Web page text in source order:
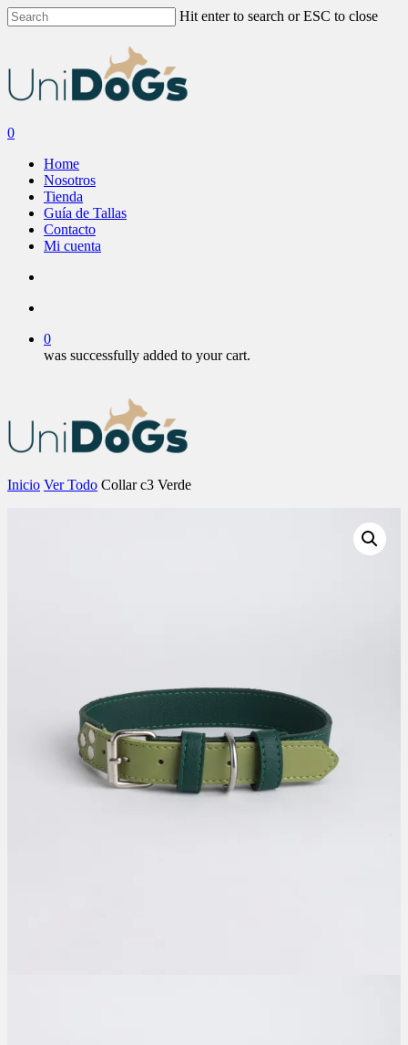
Skip
to
Hit enter to search or ESC to close
search
account
0
Home
Nosotros
Tienda
Guía de Tallas
Contacto
Mi cuenta
0
was successfully added to your cart.
Inicio Ver Todo Collar c3 Verde